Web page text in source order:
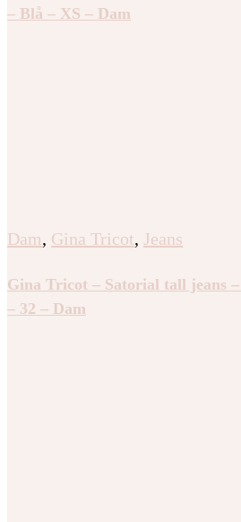
– Blå – XS – Dam
Dam, Gina Tricot, Jeans
Gina Tricot – Satorial tall jeans
– 32 – Dam